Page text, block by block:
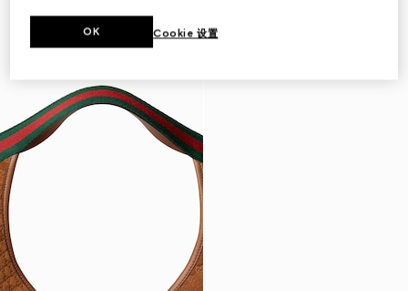
首字母个性化定制
Cookie 设置
OK